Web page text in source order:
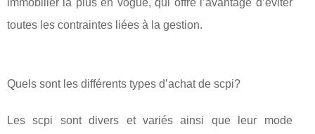
immobilier la plus en vogue, qui offre l’avantage d’éviter
toutes les contraintes liées à la gestion.
Quels sont les différents types d’achat de scpi?
Les scpi sont divers et variés ainsi que leur mode